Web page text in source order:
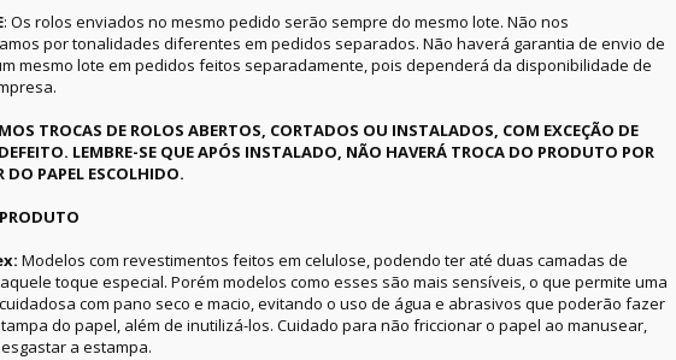
: Os rolos enviados no mesmo pedido serão sempre do mesmo lote. Não nos
por tonalidades diferentes em pedidos separados. Não haverá garantia de envio de
mesmo lote em pedidos feitos separadamente, pois dependerá da disponibilidade de
TROCAS DE ROLOS ABERTOS, CORTADOS OU INSTALADOS, COM EXCEÇÃO DE
LEMBRE-SE QUE APÓS INSTALADO, NÃO HAVERÁ TROCA DO PRODUTO POR
DO PAPEL ESCOLHIDO.
Modelos com revestimentos feitos em celulose, podendo ter até duas camadas de
toque especial. Porém modelos como esses são mais sensíveis, o que permite uma
com pano seco e macio, evitando o uso de água e abrasivos que poderão fazer
do papel, além de inutilizá-los. Cuidado para não friccionar o papel ao manusear,
a estampa.